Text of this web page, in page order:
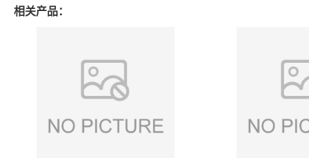
相关产品：